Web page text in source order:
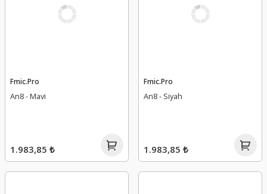
Fmic.Pro
An8 - Mavi
1.983,85 ₺
Fmic.Pro
An8 - Siyah
1.983,85 ₺